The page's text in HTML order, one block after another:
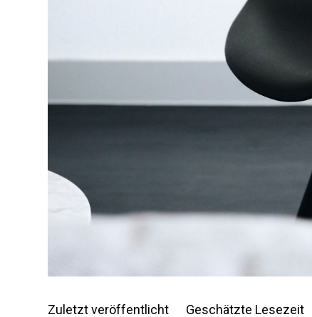
Zuletzt veröffentlicht
Geschätzte Lesezeit